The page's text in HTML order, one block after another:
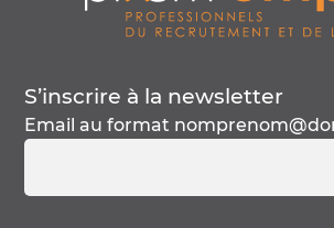
S’inscrire à la newsletter
Email au format